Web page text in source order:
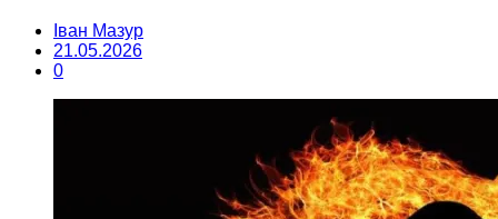
Іван Мазур
21.05.2026
0